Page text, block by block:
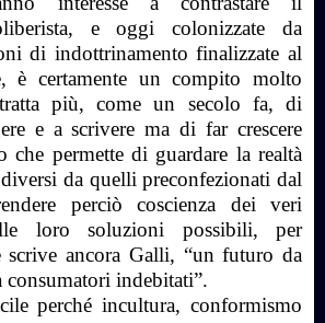
e oggi colonizzate da
di indottrinamento finalizzate al
è certamente un compito molto
più, come un secolo fa, di
e a scrivere ma di far crescere
che permette di guardare la realtà
da quelli preconfezionati dal
perciò coscienza dei veri
loro soluzioni possibili, per
scrive ancora Galli, “un futuro da
indebitati”.
perché incultura, conformismo